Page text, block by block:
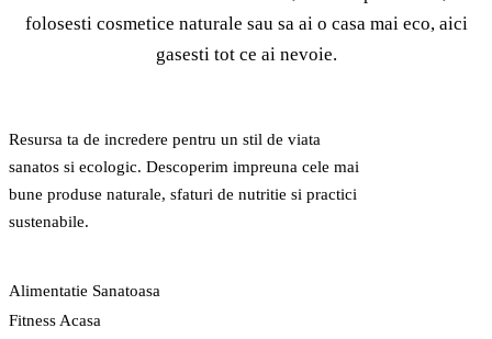
folosesti cosmetice naturale sau sa ai o casa mai eco, aici
gasesti tot ce ai nevoie.
Resursa ta de incredere pentru un stil de viata
sanatos si ecologic. Descoperim impreuna cele mai
bune produse naturale, sfaturi de nutritie si practici
sustenabile.
Alimentatie Sanatoasa
Fitness Acasa